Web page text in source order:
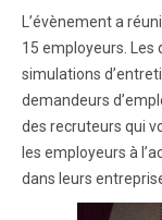
L’évènement a
15 employeurs.
simulations
demandeurs
des recruteurs qui
les employeurs à
dans leurs